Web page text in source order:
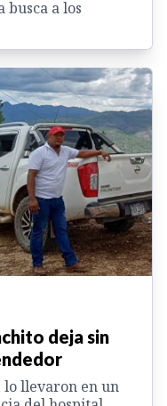
a los
deja sin
lo llevaron en un